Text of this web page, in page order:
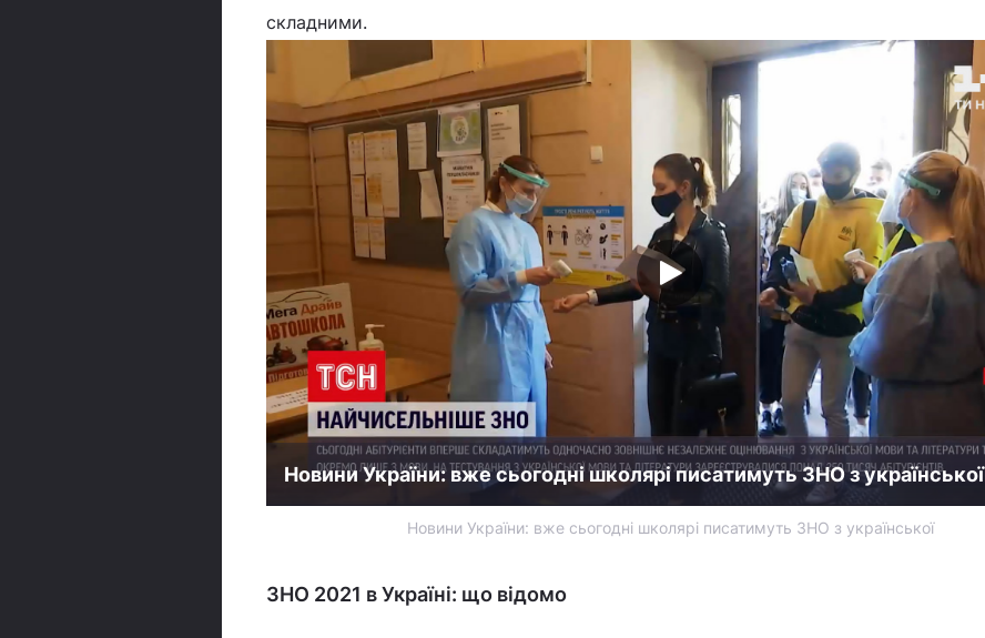
складними.
Новини України: вже сьогодні школярі писатимуть ЗНО з української
Новини України: вже сьогодні школярі писатимуть ЗНО з української
ЗНО 2021 в Україні: що відомо